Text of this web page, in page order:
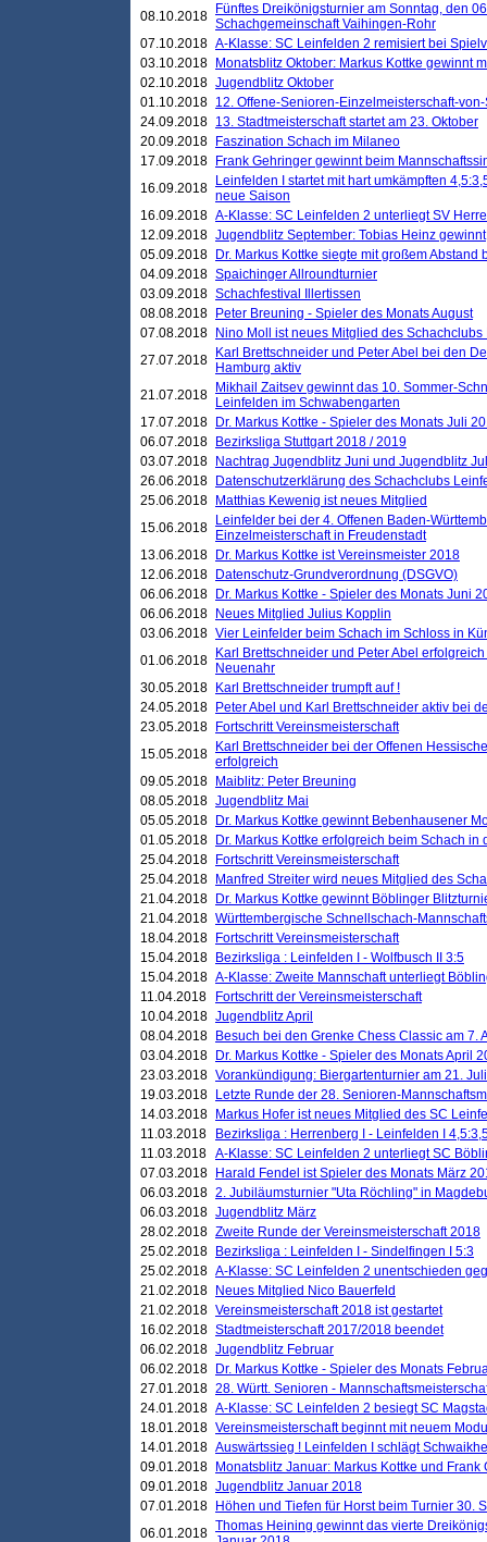
08.10.2018
Fünftes Dreikönigsturnier am Sonntag, den
Schachgemeinschaft Vaihingen-Rohr
07.10.2018 A-Klasse: SC Leinfelden 2 remisiert bei
03.10.2018
Monatsblitz Oktober: Markus Kottke gewinnt
02.10.2018 Jugendblitz Oktober
01.10.2018 12. Offene-Senioren-Einzelmeisterschaft-
24.09.2018 13. Stadtmeisterschaft startet am 23. Oktober
20.09.2018
Faszination Schach im Milaneo
17.09.2018
Frank Gehringer gewinnt beim
16.09.2018
Leinfelden I startet mit hart umkämpften
neue Saison
16.09.2018 A-Klasse: SC Leinfelden 2 unterliegt SV
12.09.2018 Jugendblitz September: Tobias Heinz gewinnt
05.09.2018
Dr. Markus Kottke siegte mit großem
04.09.2018 Spaichinger Allroundturnier
03.09.2018 Schachfestival Illertissen
08.08.2018
Peter Breuning - Spieler des Monats August
07.08.2018
Nino Moll ist neues Mitglied des
27.07.2018
Karl Brettschneider und Peter Abel bei den
Hamburg aktiv
21.07.2018
Mikhail Zaitsev gewinnt das 10. Sommer-
Leinfelden im Schwabengarten
17.07.2018
Dr. Markus Kottke - Spieler des Monats Juli
06.07.2018
Bezirksliga Stuttgart 2018 / 2019
03.07.2018
Nachtrag Jugendblitz Juni und Jugendblitz
26.06.2018
Datenschutzerklärung des Schachclubs
25.06.2018
Matthias Kewenig ist neues Mitglied
15.06.2018
Leinfelder bei der 4. Offenen Baden-
Einzelmeisterschaft in Freudenstadt
13.06.2018
Dr. Markus Kottke ist Vereinsmeister 2018
12.06.2018
Datenschutz-Grundverordnung (DSGVO)
06.06.2018
Dr. Markus Kottke - Spieler des Monats Juni
06.06.2018
Neues Mitglied Julius Kopplin
03.06.2018 Vier Leinfelder beim Schach im Schloss in
01.06.2018
Karl Brettschneider und Peter Abel
Neuenahr
30.05.2018
Karl Brettschneider trumpft auf !
24.05.2018
Peter Abel und Karl Brettschneider aktiv bei
23.05.2018
Fortschritt Vereinsmeisterschaft
15.05.2018
Karl Brettschneider bei der Offenen
erfolgreich
09.05.2018
Maiblitz: Peter Breuning
08.05.2018 Jugendblitz Mai
05.05.2018
Dr. Markus Kottke gewinnt Bebenhausener
01.05.2018
Dr. Markus Kottke erfolgreich beim Schach
25.04.2018
Fortschritt Vereinsmeisterschaft
25.04.2018
Manfred Streiter wird neues Mitglied des
21.04.2018
Dr. Markus Kottke gewinnt Böblinger
21.04.2018 Württembergische Schnellschach-
18.04.2018
Fortschritt Vereinsmeisterschaft
15.04.2018
Bezirksliga : Leinfelden I - Wolfbusch II 3:5
15.04.2018 A-Klasse: Zweite Mannschaft unterliegt
11.04.2018
Fortschritt der Vereinsmeisterschaft
10.04.2018 Jugendblitz April
08.04.2018
Besuch bei den Grenke Chess Classic am 7.
03.04.2018
Dr. Markus Kottke - Spieler des Monats April
23.03.2018 Vorankündigung: Biergartenturnier am 21.
19.03.2018
Letzte Runde der 28. Senioren-
14.03.2018
Markus Hofer ist neues Mitglied des SC
11.03.2018
Bezirksliga : Herrenberg I - Leinfelden I
11.03.2018 A-Klasse: SC Leinfelden 2 unterliegt SC
07.03.2018
Harald Fendel ist Spieler des Monats März
06.03.2018 2. Jubiläumsturnier "Uta Röchling" in
06.03.2018 Jugendblitz März
28.02.2018 Zweite Runde der Vereinsmeisterschaft 2018
25.02.2018
Bezirksliga : Leinfelden I - Sindelfingen I 5:3
25.02.2018 A-Klasse: SC Leinfelden 2 unentschieden
21.02.2018
Neues Mitglied Nico Bauerfeld
21.02.2018 Vereinsmeisterschaft 2018 ist gestartet
16.02.2018 Stadtmeisterschaft 2017/2018 beendet
06.02.2018 Jugendblitz Februar
06.02.2018
Dr. Markus Kottke - Spieler des Monats
27.01.2018 28. Württ. Senioren -
24.01.2018 A-Klasse: SC Leinfelden 2 besiegt SC
18.01.2018 Vereinsmeisterschaft beginnt mit neuem
14.01.2018 Auswärtssieg ! Leinfelden I schlägt
09.01.2018
Monatsblitz Januar: Markus Kottke und
09.01.2018 Jugendblitz Januar 2018
07.01.2018
Höhen und Tiefen für Horst beim Turnier 30.
06.01.2018 Thomas Heining gewinnt das vierte